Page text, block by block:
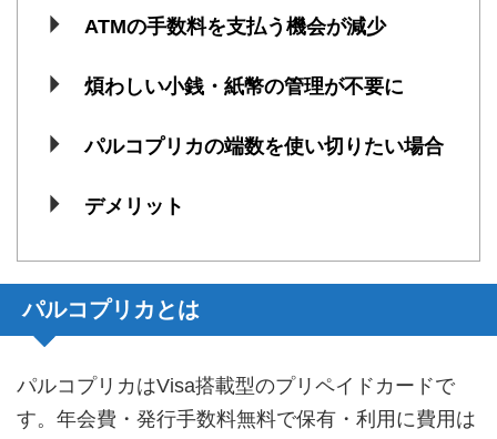
ATMの手数料を支払う機会が減少
煩わしい小銭・紙幣の管理が不要に
パルコプリカの端数を使い切りたい場合
デメリット
パルコプリカとは
パルコプリカはVisa搭載型のプリペイドカードで
す。年会費・発行手数料無料で保有・利用に費用は